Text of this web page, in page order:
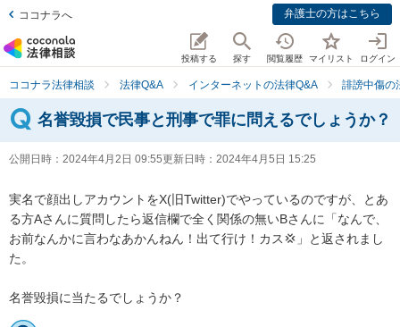
ココナラへ 弁護士の方はこちら
投稿する 探す 閲覧履歴 マイリスト ログイン
ココナラ法律相談 法律Q&A インターネットの法律Q&A 誹謗中傷の
名誉毀損で民事と刑事で罪に問えるでしょうか？
公開日時： 2024年4月2日 09:55更新日時： 2024年4月5日 15:25
実名で顔出しアカウントをX(旧Twitter)でやっているのですが、とあ
る方Aさんに質問したら返信欄で全く関係の無いBさんに「なんで、
お前なんかに言わなあかんねん！出て行け！カス💢」と返されまし
た。
名誉毀損に当たるでしょうか？